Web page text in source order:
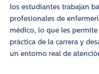
los estudiantes trabajan
profesionales de
médico, lo que les
práctica de la carrera y
un entorno real de